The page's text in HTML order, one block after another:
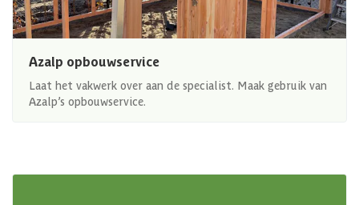
Azalp opbouwservice
Laat het vakwerk over aan de specialist. Maak gebruik van
Azalp’s opbouwservice.